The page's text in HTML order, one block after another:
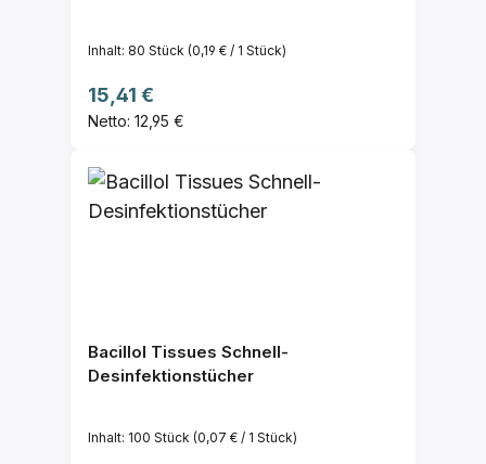
Inhalt: 80 Stück (0,19 € / 1 Stück)
Regulärer Preis:
15,41 €
Netto: 12,95 €
Bacillol Tissues Schnell-
Desinfektionstücher
Inhalt: 100 Stück (0,07 € / 1 Stück)